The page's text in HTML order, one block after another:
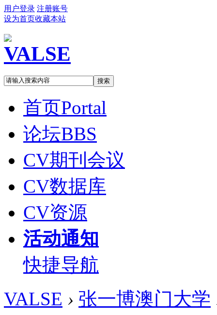
用户登录 注册账号
设为首页收藏本站
搜索
首页Portal
论坛BBS
CV期刊会议
CV数据库
CV资源
活动通知
快捷导航
VALSE › 张一博澳门大学